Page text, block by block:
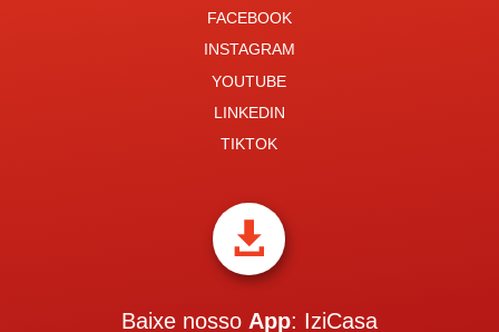
FACEBOOK
INSTAGRAM
YOUTUBE
LINKEDIN
TIKTOK

Baixe nosso App: IziCasa